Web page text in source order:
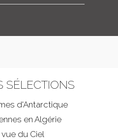
SÉLECTIONS
d'Antarctique
en Algérie
du Ciel